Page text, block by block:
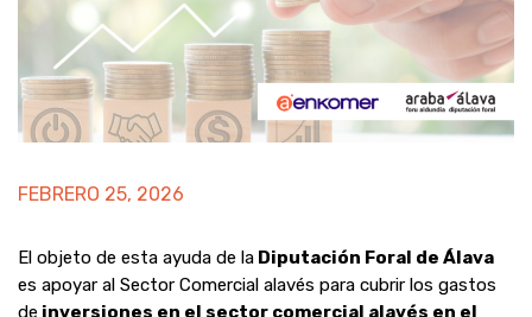
FEBRERO 25, 2026
El objeto de esta ayuda de la Diputación Foral de Álava
es apoyar al Sector Comercial alavés para cubrir los gastos
de inversiones en el sector comercial alavés en el